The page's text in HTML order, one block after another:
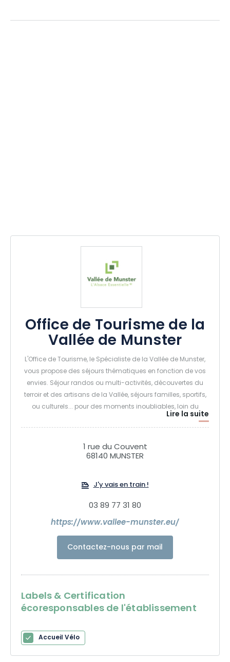
Office de Tourisme de la
Vallée de Munster
L'Office de Tourisme, le Spécialiste de la Vallée de Munster,
vous propose des séjours thématiques en fonction de vos
envies. Séjour randos ou multi-activités, découvertes du
terroir et des artisans de la Vallée, séjours familles, sportifs,
ou culturels... pour des moments inoubliables, loin du
quotidien, ressourcez-vous au grand air dans la Vallée de
Munster !
Lire la suite
1 rue du Couvent
68140 MUNSTER
J'y vais en train !
03 89 77 31 80
https://www.vallee-munster.eu/
Contactez-nous par mail
Labels & Certification
écoresponsables de l'établissement
Accueil Vélo